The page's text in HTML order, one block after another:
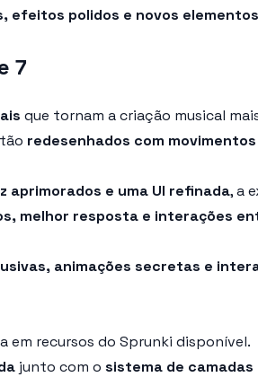
efeitos polidos e novos
7
que tornam a criação musical
redesenhados com
aprimorados e uma UI refinada, a
melhor resposta e interações
animações secretas e
em recursos do Sprunki disponível.
junto com o sistema de camadas